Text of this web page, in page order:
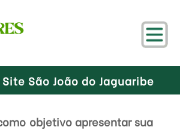
São João do Jaguaribe
objetivo apresentar sua